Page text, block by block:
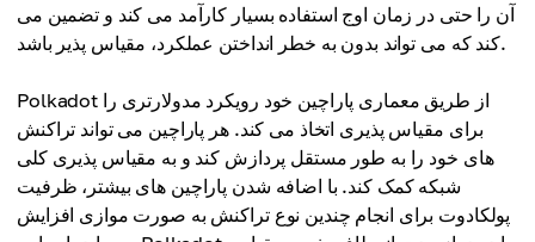
آن را حتی در زمان اوج استفاده بسیار کارآمد می کند و تضمین می
کند که می تواند بدون به خطر انداختن عملکرد، مقیاس پذیر باشد.
Polkadot از طریق معماری پاراچین خود رویکرد مدولارتری را
برای مقیاس پذیری اتخاذ می کند. هر پاراچین می تواند تراکنش
های خود را به طور مستقل پردازش کند و به مقیاس پذیری کلی
شبکه کمک کند. با اضافه شدن پاراچین های بیشتر، ظرفیت
پولکادوت برای انجام چندین نوع تراکنش به صورت موازی افزایش